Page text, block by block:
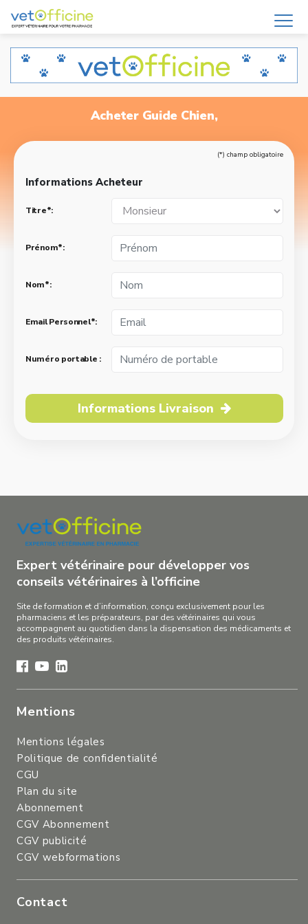
Acheter Guide Chien,
(*) champ obligatoire
Informations Acheteur
Titre*:
Prénom*:
Nom*:
Email Personnel*:
Numéro portable :
Informations Livraison
Expert vétérinaire pour développer vos
conseils vétérinaires à l’officine
Site de formation et d’information, conçu exclusivement pour les
pharmaciens et les préparateurs, par des vétérinaires qui vous
accompagnent au quotidien dans la dispensation des médicaments et
des produits vétérinaires.
Mentions
Mentions légales
Politique de confidentialité
CGU
Plan du site
Abonnement
CGV Abonnement
CGV publicité
CGV webformations
Contact